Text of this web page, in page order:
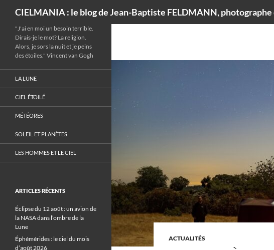
CIELMANIA : le blog de Jean-Baptiste FELDMANN, photographe
ACTUALITÉS
"J'ai en moi un besoin terrible.
Dirais-je le mot? La religion.
Alors, je sors la nuit et je peins
des étoiles." Vincent van Gogh
LA LUNE
CIEL ÉTOILÉ
MÉTÉORES
SOLEIL ET PLANÈTES
LES HOMMES ET LE CIEL
ARTICLES RÉCENTS
Éclipse du 12 août : un avion de
la NASA dans l’ombre de la
Lune
Éphémérides : le ciel du mois
d’août 2026